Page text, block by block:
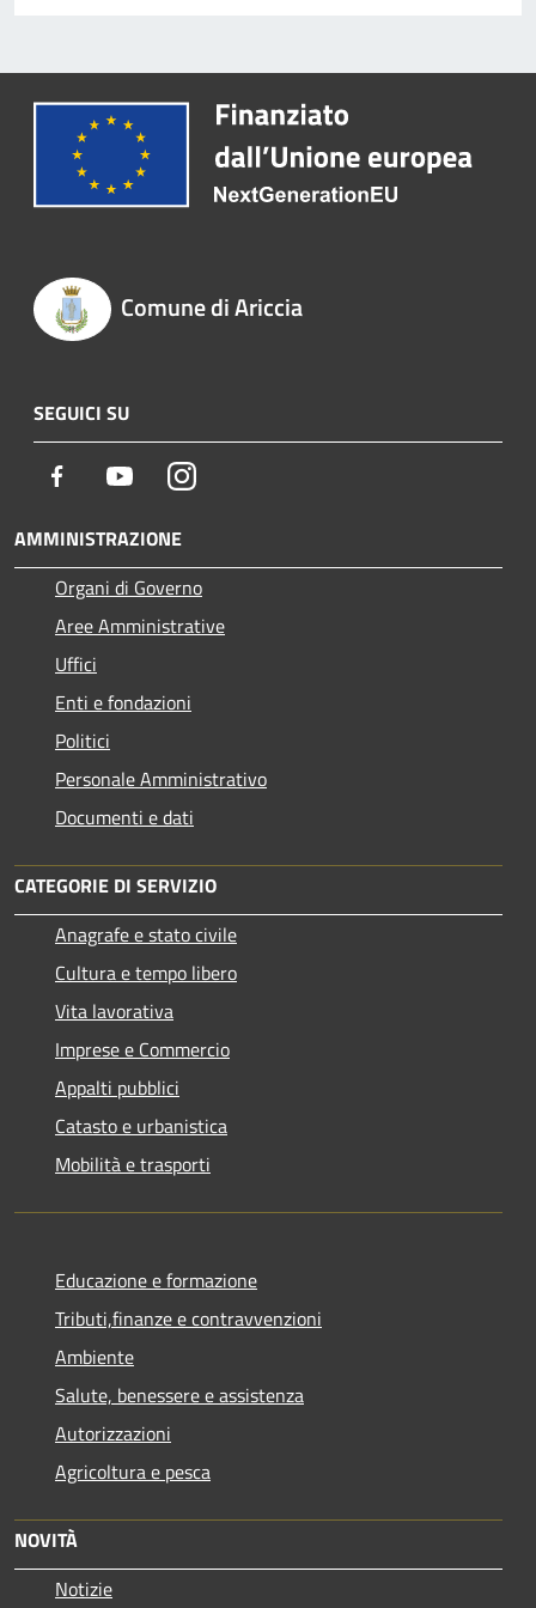
Comune di Ariccia
SEGUICI SU
Facebook YoutubeInstagram
AMMINISTRAZIONE
Organi di Governo
Aree Amministrative
Uffici
Enti e fondazioni
Politici
Personale Amministrativo
Documenti e dati
CATEGORIE DI SERVIZIO
Anagrafe e stato civile
Cultura e tempo libero
Vita lavorativa
Imprese e Commercio
Appalti pubblici
Catasto e urbanistica
Mobilità e trasporti
Educazione e formazione
Tributi,finanze e contravvenzioni
Ambiente
Salute, benessere e assistenza
Autorizzazioni
Agricoltura e pesca
NOVITÀ
Notizie